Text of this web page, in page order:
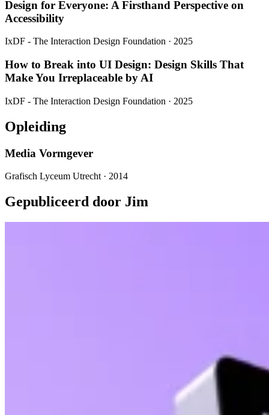
Design for Everyone: A Firsthand Perspective on
Accessibility
IxDF - The Interaction Design Foundation · 2025
How to Break into UI Design: Design Skills That
Make You Irreplaceable by AI
IxDF - The Interaction Design Foundation · 2025
Opleiding
Media Vormgever
Grafisch Lyceum Utrecht · 2014
Gepubliceerd door Jim